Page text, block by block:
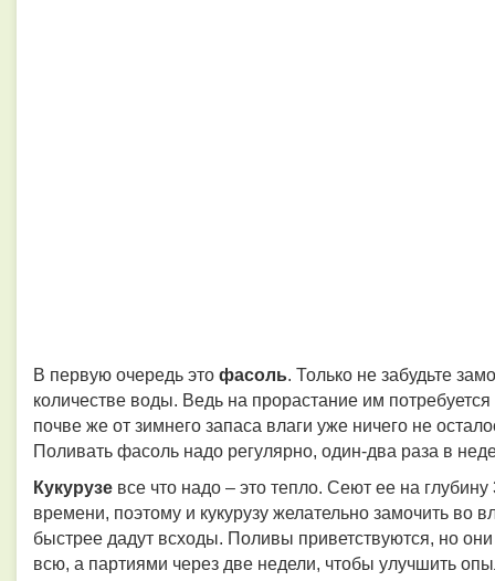
В первую очередь это фасоль. Только не забудьте
количестве воды. Ведь на прорастание им
почве же от зимнего запаса влаги уже ничего не
Поливать фасоль надо регулярно, один-два раза в
Кукурузе все что надо – это тепло. Сеют ее на
времени, поэтому и кукурузу желательно замочить во
быстрее дадут всходы. Поливы приветствуются, но
всю, а партиями через две недели, чтобы улучшить